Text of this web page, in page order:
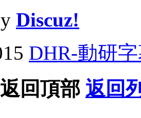
Discuz!
DHR-動研
返回頂部 返回